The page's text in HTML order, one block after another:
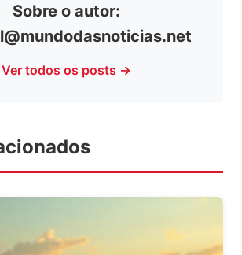
Sobre o autor:
Ver todos os posts →